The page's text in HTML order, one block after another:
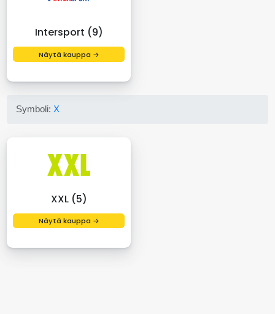
Intersport (9)
Näytä kauppa →
Symboli: X
XXL (5)
Näytä kauppa →